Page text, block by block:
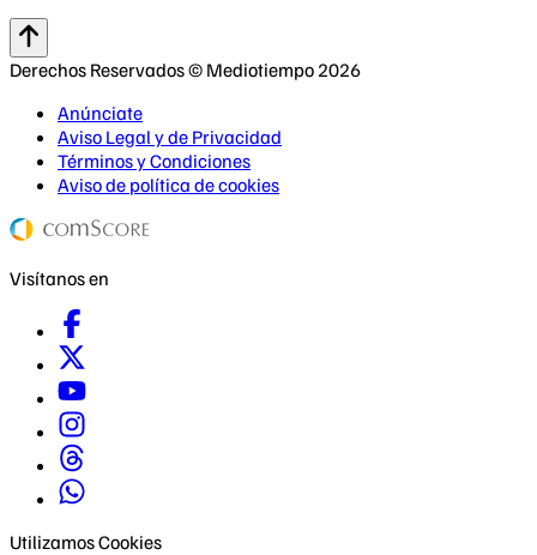
Derechos Reservados © Mediotiempo 2026
Anúnciate
Aviso Legal y de Privacidad
Términos y Condiciones
Aviso de política de cookies
Visítanos en
Utilizamos Cookies